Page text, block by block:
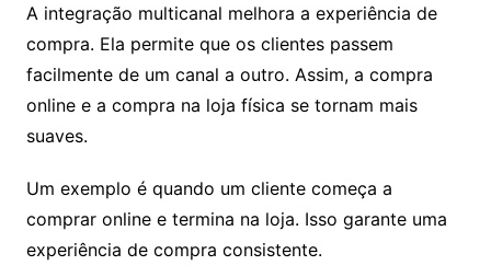
A integração multicanal melhora a experiência de
compra. Ela permite que os clientes passem
facilmente de um canal a outro. Assim, a compra
online e a compra na loja física se tornam mais
suaves.
Um exemplo é quando um cliente começa a
comprar online e termina na loja. Isso garante uma
experiência de compra consistente.